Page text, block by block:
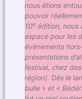
nous étions
pouvoir
10e édition, nous
espace pour les
événements
présentations
festival, chez
région). Dès le
bulle » et «